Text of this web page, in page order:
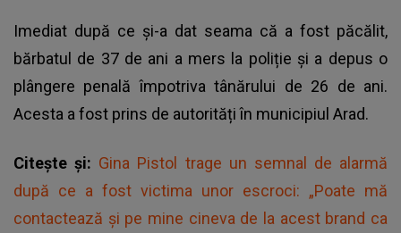
Imediat după ce și-a dat seama că a fost păcălit,
bărbatul de 37 de ani a mers la poliție și a depus o
plângere penală împotriva tânărului de 26 de ani.
Acesta a fost prins de autorități în municipiul Arad.
Citește și: Gina Pistol trage un semnal de alarmă
după ce a fost victima unor escroci: „Poate mă
contactează și pe mine cineva de la acest brand ca